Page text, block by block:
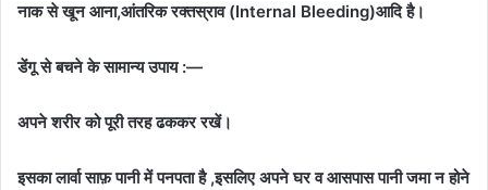
नाक से खून आना,आंतरिक रक्तस्राव (Internal Bleeding)आदि है।
डेंगू से बचने के सामान्य उपाय :—
अपने शरीर को पूरी तरह ढककर रखें।
इसका लार्वा साफ़ पानी में पनपता है ,इसलिए अपने घर व आसपास पानी जमा न होने